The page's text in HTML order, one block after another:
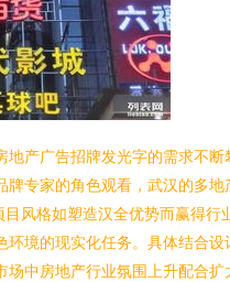
产广告招牌发光字的需求不
专家的角色观看，武汉的多
风格如塑造汉全优势而赢得
境的现实化任务。具体结合
中房地产行业氛围上升配合